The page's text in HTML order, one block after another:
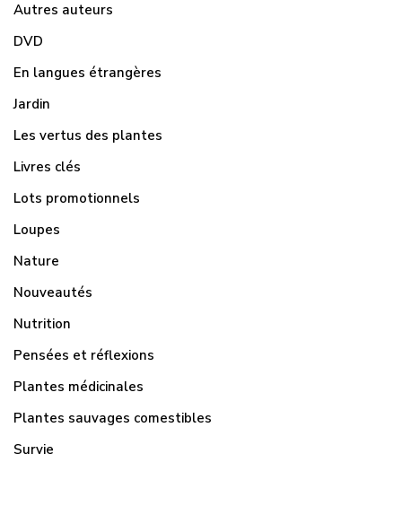
Autres auteurs
DVD
En langues étrangères
Jardin
Les vertus des plantes
Livres clés
Lots promotionnels
Loupes
Nature
Nouveautés
Nutrition
Pensées et réflexions
Plantes médicinales
Plantes sauvages comestibles
Survie